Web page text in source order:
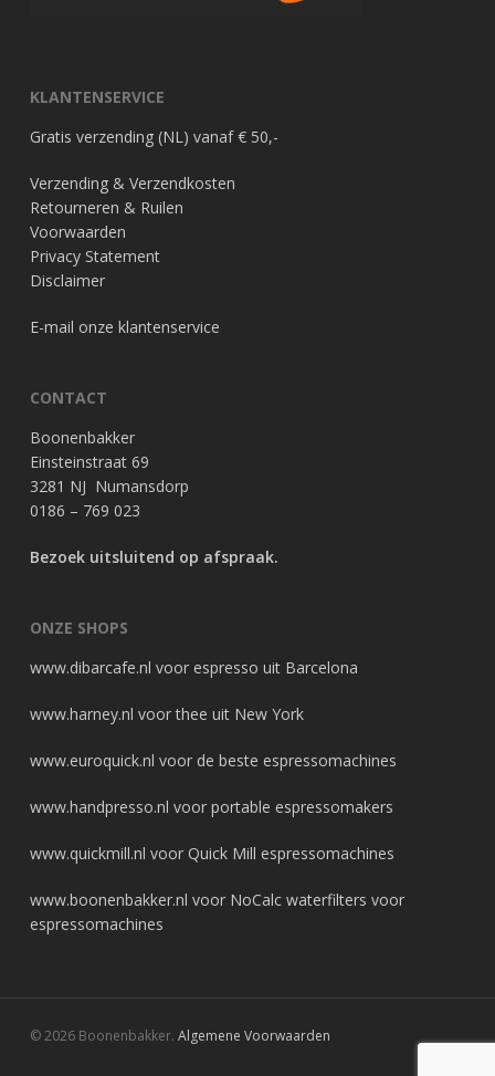
KLANTENSERVICE
Gratis verzending (NL) vanaf € 50,-
Verzending & Verzendkosten
Retourneren & Ruilen
Voorwaarden
Privacy Statement
Disclaimer
E-mail onze klantenservice
CONTACT
Boonenbakker
Einsteinstraat 69
3281 NJ Numansdorp
0186 – 769 023
Bezoek uitsluitend op afspraak.
ONZE SHOPS
www.dibarcafe.nl voor espresso uit Barcelona
www.harney.nl voor thee uit New York
www.euroquick.nl voor de beste espressomachines
www.handpresso.nl voor portable espressomakers
www.quickmill.nl voor Quick Mill espressomachines
www.boonenbakker.nl voor NoCalc waterfilters voor
espressomachines
© 2026 Boonenbakker. Algemene Voorwaarden